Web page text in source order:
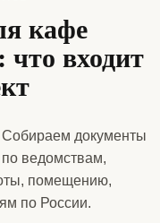
кафе
входит
документы
ведомствам,
помещению,
по России.